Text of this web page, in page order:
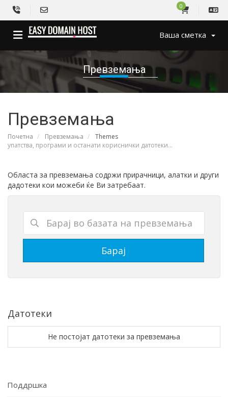
0
Ваша сметка
Превземања
Превземања
Почетна Превземања
Themes
упатства, програми и останати кориснички датотеки...
Областа за превземања содржи прирачници, алатки и други
дадотеки кои можеби ќе Ви затребаат.
Датотеки
Не постојат датотеки за превземања
Поддршка